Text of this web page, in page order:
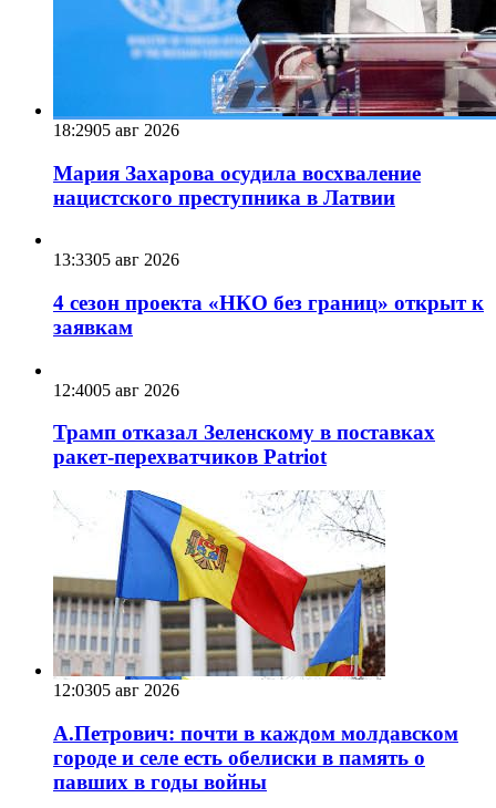
18:2905 авг 2026
Мария Захарова осудила восхваление
нацистского преступника в Латвии
13:3305 авг 2026
4 сезон проекта «НКО без границ» открыт к
заявкам
12:4005 авг 2026
Трамп отказал Зеленскому в поставках
ракет-перехватчиков Patriot
12:0305 авг 2026
А.Петрович: почти в каждом молдавском
городе и селе есть обелиски в память о
павших в годы войны